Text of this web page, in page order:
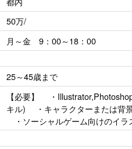
50万/
月～金 9：00～18：00
25～45歳まで
【必要】 ・
キル) ・キャラクターまたは背
・ソーシャルゲーム向けのイラ